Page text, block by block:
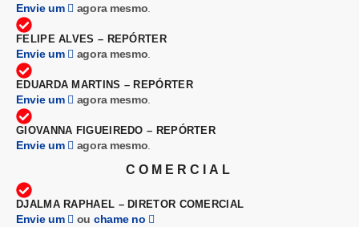
Envie um agora mesmo
FELIPE ALVES – REPÓRTER
Envie um agora mesmo
EDUARDA MARTINS – REPÓRTER
Envie um agora mesmo
GIOVANNA FIGUEIREDO – REPÓRTER
Envie um agora mesmo
COMERCIAL
DJALMA RAPHAEL – DIRETOR COMERCIAL
Envie um ou chame no